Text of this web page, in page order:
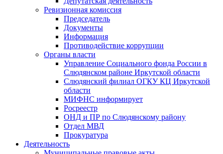
Ревизионная комиссия
Председатель
Документы
Информация
Противодействие коррупции
Органы власти
Управление Социального фонда России в
Слюдянском районе Иркутской области
Слюдянский филиал ОГКУ КЦ Иркутской
области
МИФНС информирует
Росреестр
ОНД и ПР по Слюдянскому району
Отдел МВД
Прокуратура
Деятельность